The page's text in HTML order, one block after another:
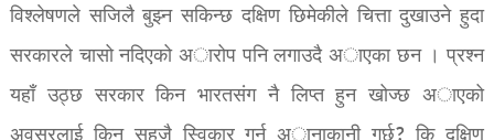
विश्लेषणले सजिलै बुझ्न सकिन्छ दक्षिण छिमेकीले चित्ता दुखाउने हुदा
सरकारले चासो नदिएको अारोप पनि लगाउदै अाएका छन । प्रश्न
यहाँ उठ्छ सरकार किन भारतसंग नै लिप्त हुन खोज्छ अाएको